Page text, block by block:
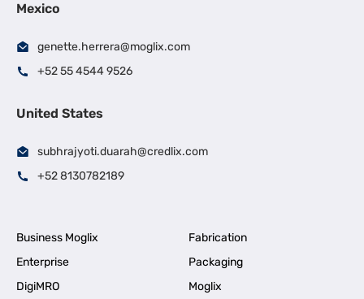
Mexico
genette.herrera@moglix.com
+52 55 4544 9526
United States
subhrajyoti.duarah@credlix.com
+52 8130782189
Business Moglix
Fabrication
Enterprise
Packaging
DigiMRO
Moglix